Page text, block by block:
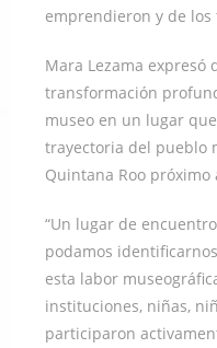
emprendieron y de
Mara Lezama expresó
transformación
museo en un lugar
trayectoria del pueblo
Quintana Roo
“Un lugar de
podamos
esta labor
instituciones, niñas,
participaron